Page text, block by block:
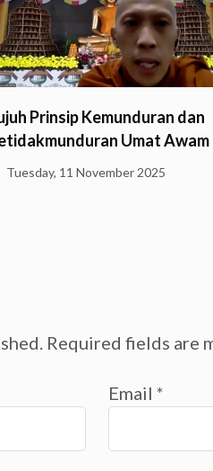
Prinsip Kemunduran dan
Umat Awam
Tuesday, 11 November 2025
Required fields are
Email *